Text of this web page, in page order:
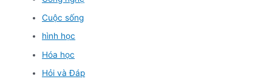
Cuộc sống
hình học
Hóa học
Hỏi và Đáp